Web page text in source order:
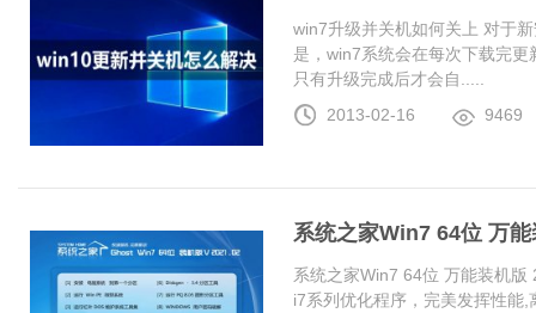
win7升级并关机如何关上 对于
是，win7系统会在每次下载完
只有升级完成后才会自.....
2013-02-16
9469
系统之家Win7 64位 万
系统之家Win7 64位 万能装机
i7系列优化程序，完美发挥性能